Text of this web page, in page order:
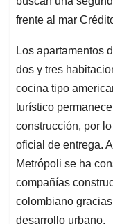
frente al mar
Los apartamentos
dos y tres
cocina tipo
turístico
construcción, por
oficial de entrega.
Metrópoli se ha
compañías
colombiano
desarrollo urbano.